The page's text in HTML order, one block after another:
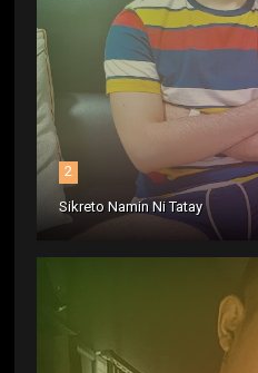
2
Sikreto Namin Ni Tatay